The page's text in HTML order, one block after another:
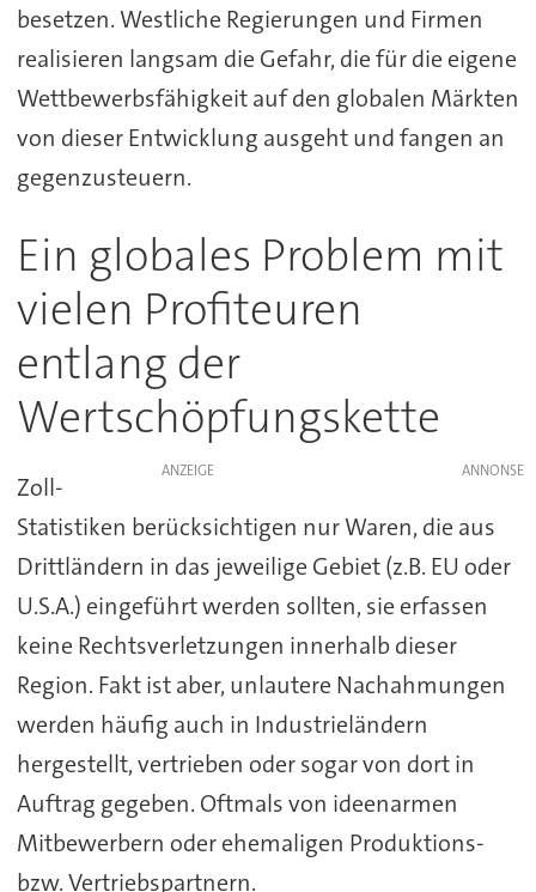
besetzen. Westliche Regierungen und Firmen
realisieren langsam die Gefahr, die für die eigene
Wettbewerbsfähigkeit auf den globalen Märkten
von dieser Entwicklung ausgeht und fangen an
gegenzusteuern.
Ein globales Problem mit
vielen Profiteuren
entlang der
Wertschöpfungskette
ANZEIGE
Zoll-
Statistiken berücksichtigen nur Waren, die aus
Drittländern in das jeweilige Gebiet (z.B. EU oder
U.S.A.) eingeführt werden sollten, sie erfassen
keine Rechtsverletzungen innerhalb dieser
Region. Fakt ist aber, unlautere Nachahmungen
werden häufig auch in Industrieländern
hergestellt, vertrieben oder sogar von dort in
Auftrag gegeben. Oftmals von ideenarmen
Mitbewerbern oder ehemaligen Produktions-
bzw. Vertriebspartnern.